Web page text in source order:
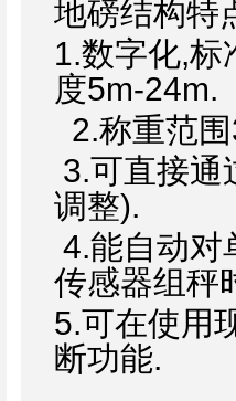
地磅结构特
1.数字化,标
度5m-24m.
2.称重范
3.可直接通
调整).
4.能自动对
传感器组秤
5.可在使用
断功能.